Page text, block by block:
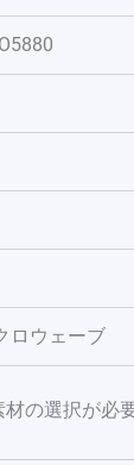
ロウェーブ
の選択が必要